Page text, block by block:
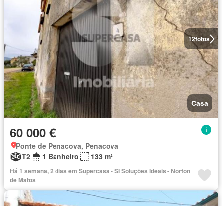
12fotos
Casa
60 000 €
Ponte de Penacova, Penacova
T2
1 Banheiro 133 m²
Há 1 semana, 2 dias em Supercasa - SI Soluções Ideais - Norton
de Matos